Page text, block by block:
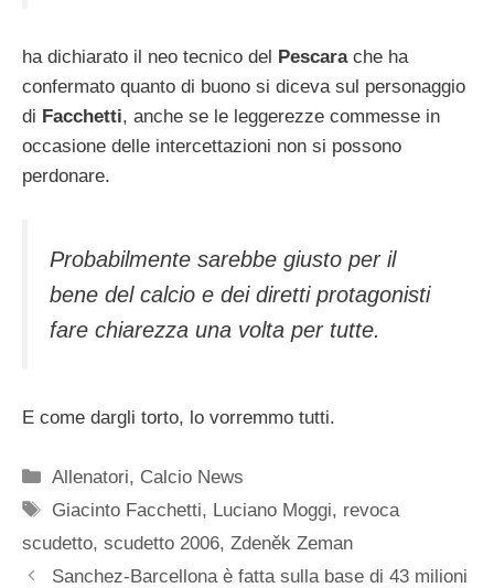
ha dichiarato il neo tecnico del Pescara che ha
confermato quanto di buono si diceva sul personaggio
di Facchetti, anche se le leggerezze commesse in
occasione delle intercettazioni non si possono
perdonare.
Probabilmente sarebbe giusto per il
bene del calcio e dei diretti protagonisti
fare chiarezza una volta per tutte.
E come dargli torto, lo vorremmo tutti.
Categorie
Allenatori, Calcio News
Tag
Giacinto Facchetti, Luciano Moggi, revoca
scudetto, scudetto 2006, Zdeněk Zeman
Sanchez-Barcellona è fatta sulla base di 43 milioni